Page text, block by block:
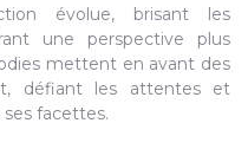
évolue, brisant les
une perspective plus
mettent en avant des
défiant les attentes et
facettes.